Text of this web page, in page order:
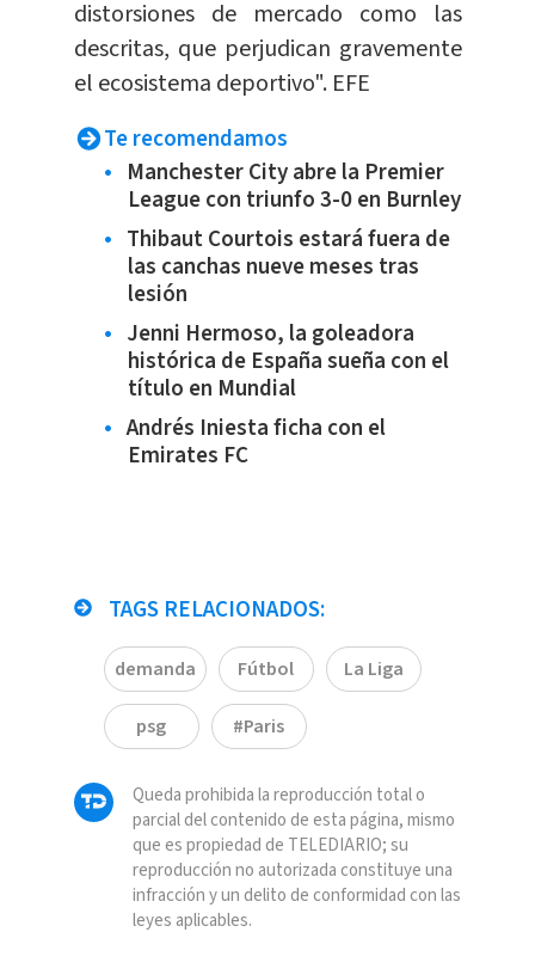
distorsiones de mercado como las
descritas, que perjudican gravemente
el ecosistema deportivo". EFE
Te recomendamos
Manchester City abre la Premier
League con triunfo 3-0 en Burnley
Thibaut Courtois estará fuera de
las canchas nueve meses tras
lesión
Jenni Hermoso, la goleadora
histórica de España sueña con el
título en Mundial
Andrés Iniesta ficha con el
Emirates FC
TAGS RELACIONADOS:
demanda Fútbol La Liga
psg #Paris
Queda prohibida la reproducción total o
parcial del contenido de esta página, mismo
que es propiedad de TELEDIARIO; su
reproducción no autorizada constituye una
infracción y un delito de conformidad con las
leyes aplicables.